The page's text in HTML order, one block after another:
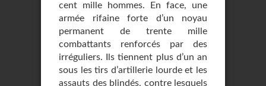
cent mille hommes. En face, une
armée rifaine forte d’un noyau
permanent de trente mille
combattants renforcés par des
irréguliers. Ils tiennent plus d’un an
sous les tirs d’artillerie lourde et les
assauts des blindés, contre lesquels